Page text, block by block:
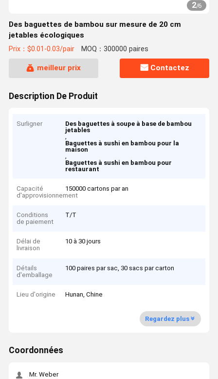
2/6
Des baguettes de bambou sur mesure de 20 cm
jetables écologiques
Prix：$0.01-0.03/pair MOQ：300000 paires
meilleur prix Contactez
Description De Produit
Surligner
Des baguettes à soupe à base de bambou
jetables
,
Baguettes à sushi en bambou pour la
maison
,
Baguettes à sushi en bambou pour
restaurant
Capacité
d'approvisionnement
150000 cartons par an
Conditions
de paiement
T/T
Délai de
livraison
10 à 30 jours
Détails
d'emballage
100 paires par sac, 30 sacs par carton
Lieu d'origine Hunan, Chine
Regardez plus
Coordonnées
Mr. Weber